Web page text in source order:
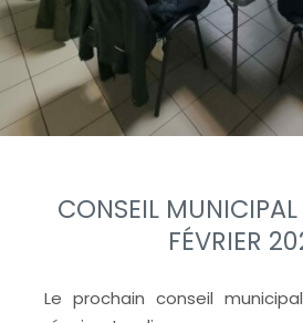
CONSEIL
FÉVRIER
Le prochain conseil